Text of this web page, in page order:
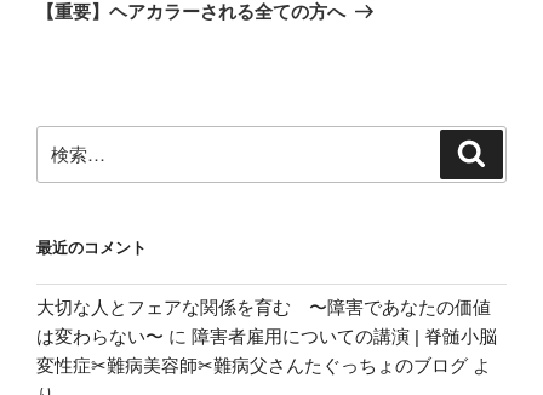
ン
【重要】ヘアカラーされる全ての方へ
索:
最近のコメント
大切な人とフェアな関係を育む 〜障害であなたの価値
は変わらない〜 に 障害者雇用についての講演 | 脊髄小脳
変性症✂︎難病美容師✂︎難病父さんたぐっちょのブログ よ